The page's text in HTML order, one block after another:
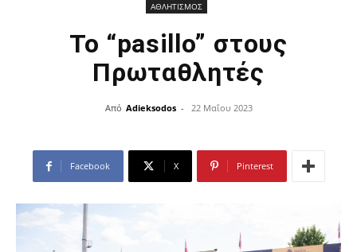
ΑΘΛΗΤΙΣΜΟΣ
Το “pasillo” στους
Πρωταθλητές
Από Adieksodos - 22 Μαΐου 2023
Facebook X Pinterest